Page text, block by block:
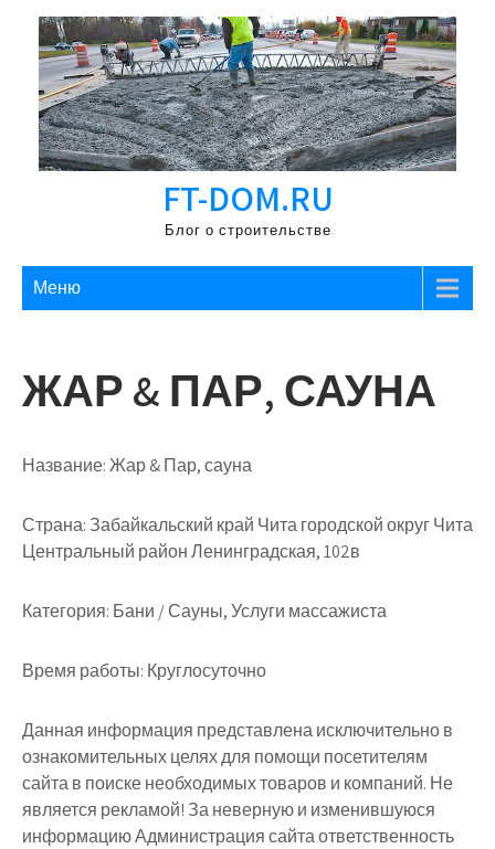
Перейти
содержимому
FT-DOM.RU
Блог о строительстве
Меню
ЖАР & ПАР, САУНА
Название:Жар & Пар, сауна
Страна: Забайкальский край Чита городской округ Чита
Центральный район Ленинградская, 102в
Категория: Бани / Сауны, Услуги массажиста
Время работы: Круглосуточно
Данная информация представлена исключительно в
ознакомительных целях для помощи посетителям
сайта в поиске необходимых товаров и компаний. Не
является рекламой! За неверную и изменившуюся
информацию Администрация сайта ответственность